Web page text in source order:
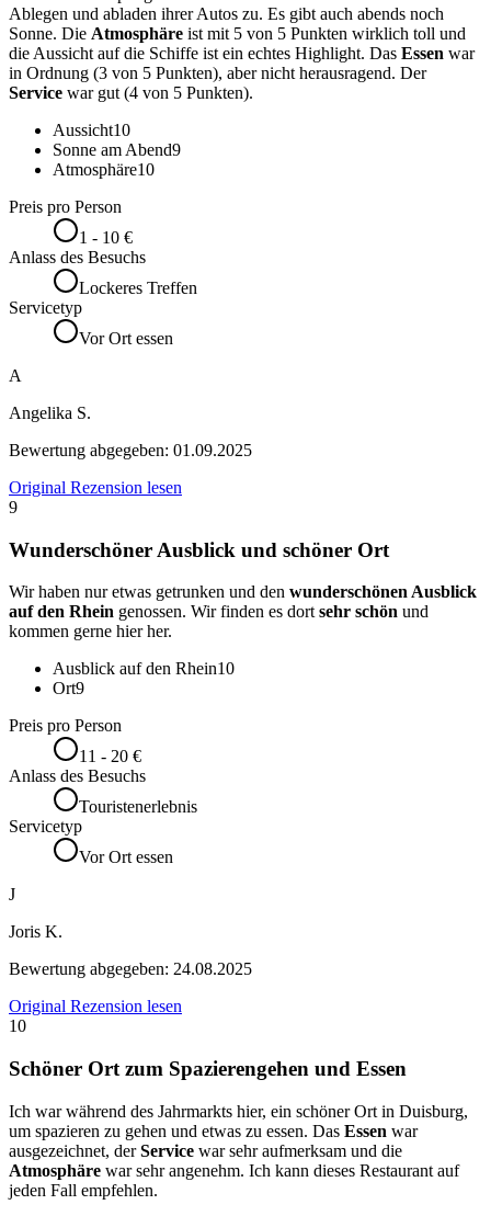
Ablegen und abladen ihrer Autos zu. Es gibt auch abends noch
Sonne. Die Atmosphäre ist mit 5 von 5 Punkten wirklich toll und
die Aussicht auf die Schiffe ist ein echtes Highlight. Das Essen war
in Ordnung (3 von 5 Punkten), aber nicht herausragend. Der
Service war gut (4 von 5 Punkten).
Aussicht10
Sonne am Abend9
Atmosphäre10
Preis pro Person
1 - 10 €
Anlass des Besuchs
Lockeres Treffen
Servicetyp
Vor Ort essen
A
Angelika S.
Bewertung abgegeben: 01.09.2025
Original Rezension lesen
9
Wunderschöner Ausblick und schöner Ort
Wir haben nur etwas getrunken und den wunderschönen Ausblick
auf den Rhein genossen. Wir finden es dort sehr schön und
kommen gerne hier her.
Ausblick auf den Rhein10
Ort9
Preis pro Person
11 - 20 €
Anlass des Besuchs
Touristenerlebnis
Servicetyp
Vor Ort essen
J
Joris K.
Bewertung abgegeben: 24.08.2025
Original Rezension lesen
10
Schöner Ort zum Spazierengehen und Essen
Ich war während des Jahrmarkts hier, ein schöner Ort in Duisburg,
um spazieren zu gehen und etwas zu essen. Das Essen war
ausgezeichnet, derService war sehr aufmerksam und die
Atmosphäre war sehr angenehm. Ich kann dieses Restaurant auf
jeden Fall empfehlen.